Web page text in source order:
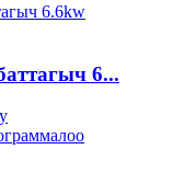
6...